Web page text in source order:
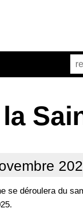
se déroulera du